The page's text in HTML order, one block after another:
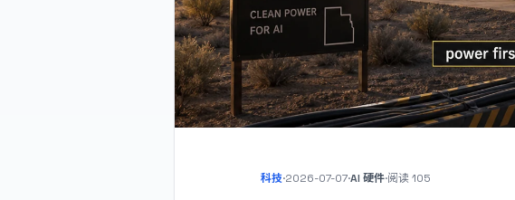
科技·2026-07-07·AI 硬件·阅读105